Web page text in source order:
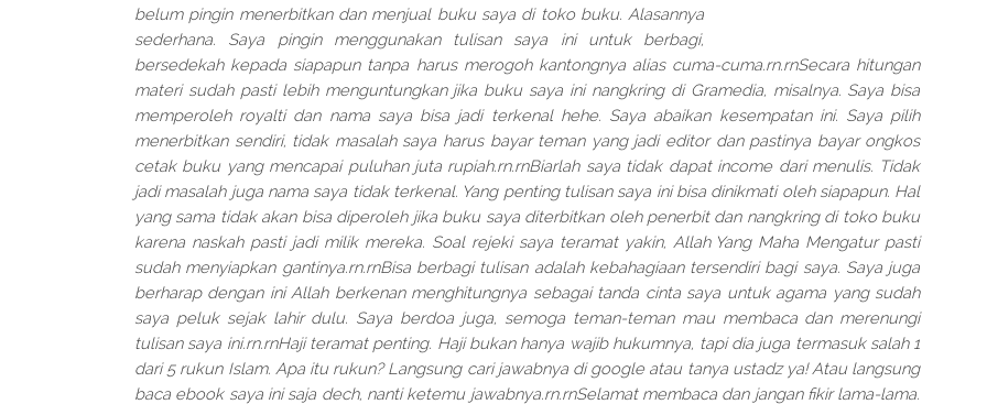
belum pingin menerbitkan dan menjual buku saya di toko buku. Alasannya
sederhana. Saya pingin menggunakan tulisan saya ini untuk berbagi,
bersedekah kepada siapapun tanpa harus merogoh kantongnya alias cuma-cuma.rn.rnSecara hitungan
materi sudah pasti lebih menguntungkan jika buku saya ini nangkring di Gramedia, misalnya. Saya bisa
memperoleh royalti dan nama saya bisa jadi terkenal hehe. Saya abaikan kesempatan ini. Saya pilih
menerbitkan sendiri, tidak masalah saya harus bayar teman yang jadi editor dan pastinya bayar ongkos
cetak buku yang mencapai puluhan juta rupiah.rn.rnBiarlah saya tidak dapat income dari menulis. Tidak
jadi masalah juga nama saya tidak terkenal. Yang penting tulisan saya ini bisa dinikmati oleh siapapun. Hal
yang sama tidak akan bisa diperoleh jika buku saya diterbitkan oleh penerbit dan nangkring di toko buku
karena naskah pasti jadi milik mereka. Soal rejeki saya teramat yakin, Allah Yang Maha Mengatur pasti
sudah menyiapkan gantinya.rn.rnBisa berbagi tulisan adalah kebahagiaan tersendiri bagi saya. Saya juga
berharap dengan ini Allah berkenan menghitungnya sebagai tanda cinta saya untuk agama yang sudah
saya peluk sejak lahir dulu. Saya berdoa juga, semoga teman-teman mau membaca dan merenungi
tulisan saya ini.rn.rnHaji teramat penting. Haji bukan hanya wajib hukumnya, tapi dia juga termasuk salah 1
dari 5 rukun Islam. Apa itu rukun? Langsung cari jawabnya di google atau tanya ustadz ya! Atau langsung
baca ebook saya ini saja dech, nanti ketemu jawabnya.rn.rnSelamat membaca dan jangan fikir lama-lama.